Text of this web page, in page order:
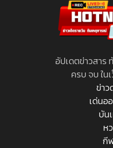
อัปเดตข่าวสา
ครบ จบ ใน
ข่า
เด่นอ
บัน
ห
กี